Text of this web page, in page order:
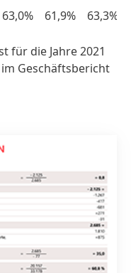
63,0% 61,9% 63,3%
für die Jahre 2021
Geschäftsbericht